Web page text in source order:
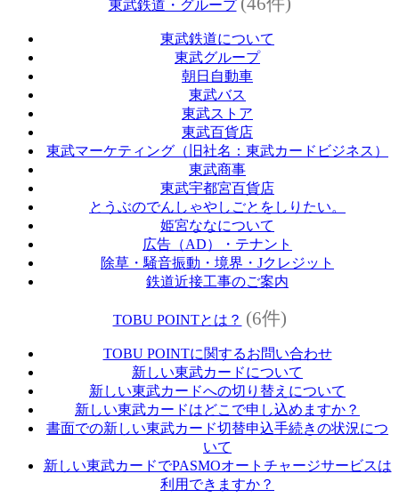
東武鉄道・グループ
東武鉄道について
東武グループ
朝日自動車
東武バス
東武ストア
東武百貨店
東武マーケティング（旧社名：東武カードビジネス）
東武商事
東武宇都宮百貨店
とうぶのでんしゃやしごとをしりたい。
姫宮ななについて
広告（AD）・テナント
除草・騒音振動・境界・Jクレジット
鉄道近接工事のご案内
TOBU POINTとは？ (6件)
TOBU POINTに関するお問い合わせ
新しい東武カードについて
新しい東武カードへの切り替えについて
新しい東武カードはどこで申し込めますか？
書面での新しい東武カード切替申込手続きの状況につ
いて
新しい東武カードでPASMOオートチャージサービスは
利用できますか？